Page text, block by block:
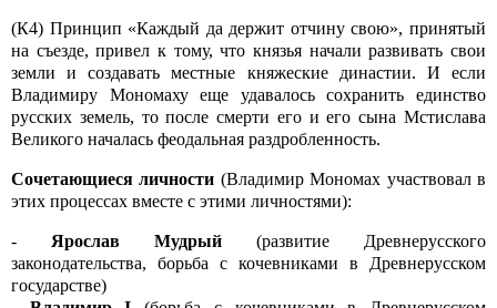
(К4) Принцип «Каждый да держит отчину свою», принятый
на съезде, привел к тому, что князья начали развивать свои
земли и создавать местные княжеские династии. И если
Владимиру Мономаху еще удавалось сохранить единство
русских земель, то после смерти его и его сына Мстислава
Великого началась феодальная раздробленность.
Сочетающиеся личности (Владимир Мономах участвовал в
этих процессах вместе с этими личностями):
- Ярослав Мудрый (развитие Древнерусского
законодательства, борьба с кочевниками в Древнерусском
государстве)